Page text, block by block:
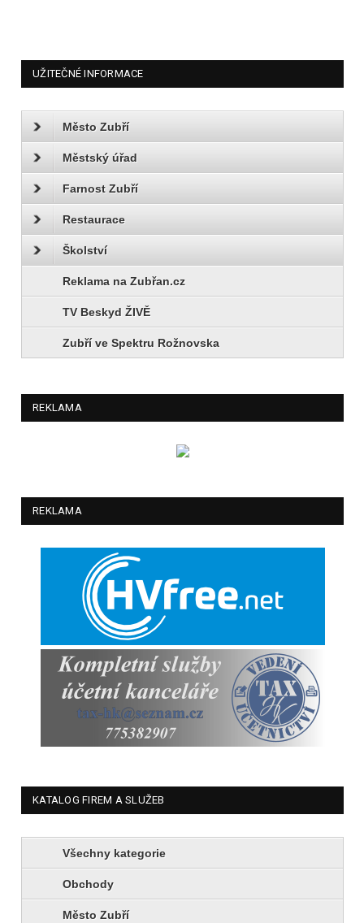
UŽITEČNÉ INFORMACE
Město Zubří
Městský úřad
Farnost Zubří
Restaurace
Školství
Reklama na Zubřan.cz
TV Beskyd ŽIVĚ
Zubří ve Spektru Rožnovska
REKLAMA
REKLAMA
KATALOG FIREM A SLUŽEB
Všechny kategorie
Obchody
Město Zubří